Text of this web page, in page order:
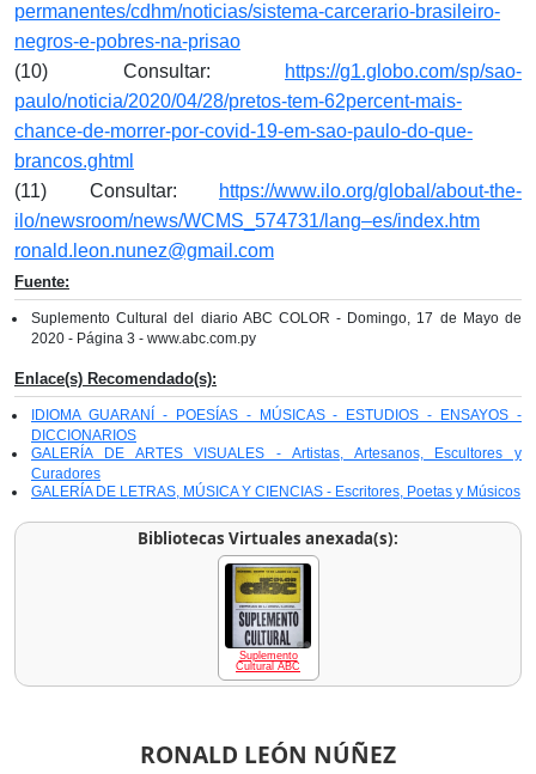
RONALD LEÓN NÚÑEZ
permanentes/cdhm/noticias/sistema-carcerario-brasileiro-
negros-e-pobres-na-prisao
(10) Consultar:
https://g1.globo.com/sp/sao-
paulo/noticia/2020/04/28/pretos-tem-62percent-mais-
chance-de-morrer-por-covid-19-em-sao-paulo-do-que-
brancos.ghtml
(11) Consultar:
https://www.ilo.org/global/about-the-
ilo/newsroom/news/WCMS_574731/lang–es/index.htm
ronald.leon.nunez@gmail.com
Fuente:
Suplemento Cultural del diario ABC COLOR - Domingo, 17 de Mayo de
2020 - Página 3 - www.abc.com.py
Enlace(s) Recomendado(s):
IDIOMA GUARANÍ - POESÍAS - MÚSICAS - ESTUDIOS - ENSAYOS -
DICCIONARIOS
GALERÍA DE ARTES VISUALES - Artistas, Artesanos, Escultores y
Curadores
GALERÍA DE LETRAS, MÚSICA Y CIENCIAS - Escritores, Poetas y Músicos
Bibliotecas Virtuales anexada(s):
Suplemento
Cultural ABC